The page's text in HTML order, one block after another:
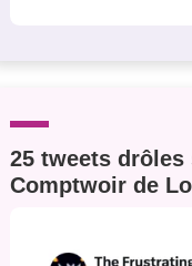
25 tweets drôles
Comptwoir de